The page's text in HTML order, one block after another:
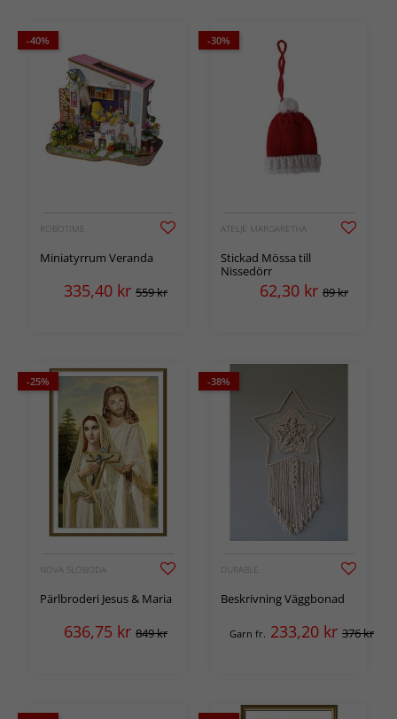
-40%
ROBOTIME
Miniatyrrum Veranda
335,40 kr 559 kr
-30%
ATELJÉ MARGARETHA
Stickad Mössa till
Nissedörr
62,30 kr 89 kr
-25%
NOVA SLOBODA
Pärlbroderi Jesus & Maria
636,75 kr 849 kr
-38%
DURABLE
Beskrivning Väggbonad
Garn fr. 233,20 kr 376 kr